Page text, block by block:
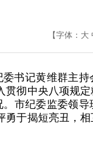
【字体： 大
书记黄维群主
彻中央八项规
市纪委监委领
于揭短亮丑，